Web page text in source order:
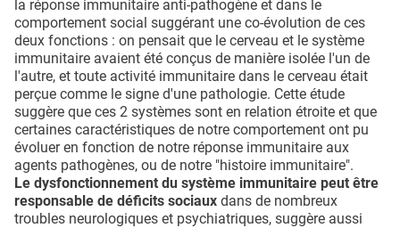
la réponse immunitaire anti-pathogène et dans le
comportement social suggérant une co-évolution de ces
deux fonctions : on pensait que le cerveau et le système
immunitaire avaient été conçus de manière isolée l'un de
l'autre, et toute activité immunitaire dans le cerveau était
perçue comme le signe d'une pathologie. Cette étude
suggère que ces 2 systèmes sont en relation étroite et que
certaines caractéristiques de notre comportement ont pu
évoluer en fonction de notre réponse immunitaire aux
agents pathogènes, ou de notre "histoire immunitaire".
Le dysfonctionnement du système immunitaire peut être
responsable de déficits sociaux dans de nombreux
troubles neurologiques et psychiatriques, suggère aussi